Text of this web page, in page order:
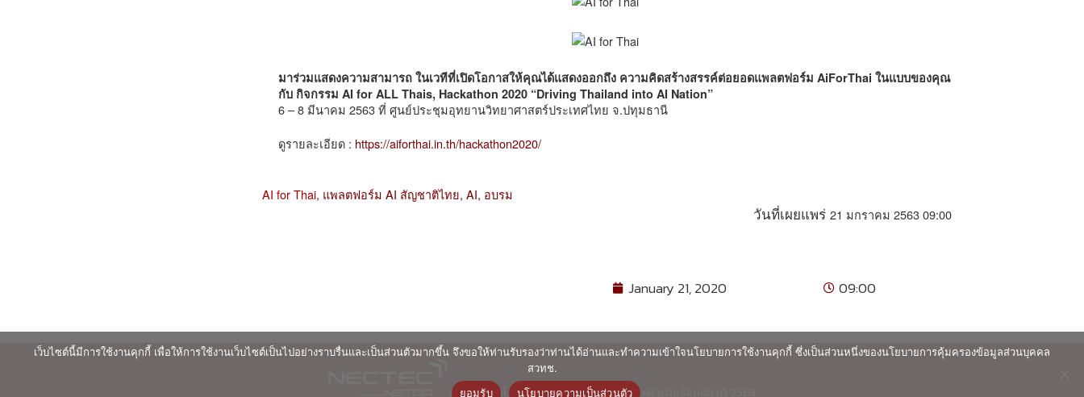
มาร่วมแสดงความสามารถ ในเวทีที่เปิดโอกาสให้คุณได้แสดงออกถึง ความคิดสร้างสรรค์ต่อยอดแพลตฟอร์ม AiForThai ในแบบของคุณ
กับ กิจกรรม AI for ALL Thais, Hackathon 2020 “Driving Thailand into AI Nation”
6 – 8 มีนาคม 2563 ที่ ศูนย์ประชุมอุทยานวิทยาศาสตร์ประเทศไทย จ.ปทุมธานี
ดูรายละเอียด : https://aiforthai.in.th/hackathon2020/
AI for Thai, แพลตฟอร์ม AI สัญชาติไทย, AI, อบรม
วันที่เผยแพร่ 21 มกราคม 2563 09:00
January 21, 2020 09:00
© ศูนย์เทคโนโลยีอิเล็กทรอนิกส์และคอมพิวเตอร์แห่งชาติ 2563
เว็บไซต์นี้มีการใช้งานคุกกี้ เพื่อให้การใช้งานเว็บไซต์เป็นไปอย่างราบรื่นและเป็นส่วนตัวมากขึ้น จึงขอให้ท่านรับรองว่าท่านได้อ่านและทำความเข้าใจนโยบายการใช้งานคุกกี้ ซึ่งเป็นส่วนหนึ่งของนโยบายการคุ้มครองข้อมูลส่วนบุคคล
สวทช.
ยอมรับ
นโยบายความเป็นส่วนตัว